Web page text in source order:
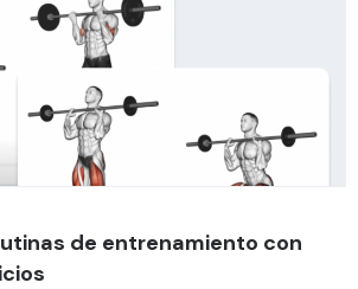
de entrenamiento con